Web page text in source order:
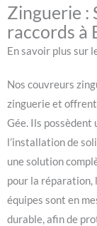
Zinguerie :
raccords à
En savoir plus sur
Nos couvreurs
zinguerie et
Gée. Ils
l’installation de
une solution
pour la réparation,
équipes sont en
durable, afin de